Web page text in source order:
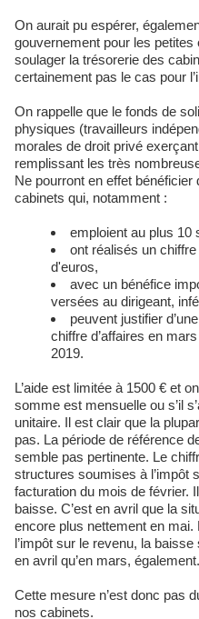
On aurait pu espérer,
gouvernement pour les
soulager la trésorerie des
certainement pas le cas pour
On rappelle que le fonds de
physiques (travailleurs
morales de droit privé
remplissant les très
Ne pourront en effet bénéficier
cabinets qui, notamment :
emploient au plus 10
ont réalisés un chiffre
d'euros,
avec un bénéfice
versées au dirigeant,
peuvent justifier
chiffre d’affaires en
2019.
L’aide est limitée à 1500 € et
somme est mensuelle ou s’il
unitaire. Il est clair que la
pas. La période de référence
semble pas pertinente. Le
structures soumises à l’impôt
facturation du mois de février.
baisse. C’est en avril que la
encore plus nettement en
l’impôt sur le revenu, la
en avril qu’en mars, également.
Cette mesure n’est donc pas
nos cabinets.